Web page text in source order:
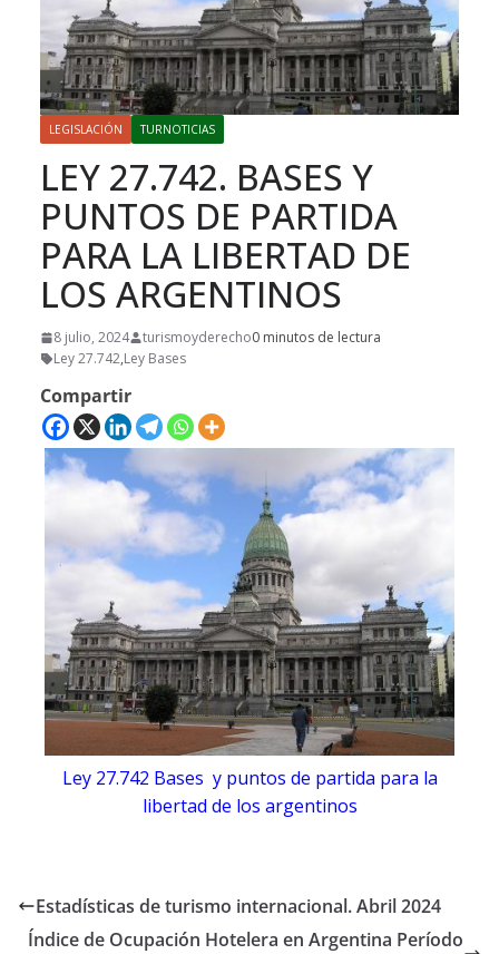
LEGISLACIÓN TURNOTICIAS
LEY 27.742. BASES Y
PUNTOS DE PARTIDA
PARA LA LIBERTAD DE
LOS ARGENTINOS
8 julio, 2024 turismoyderecho0 minutos de lectura
Ley 27.742,Ley Bases
Compartir
Ley 27.742 Bases y puntos de partida para la
libertad de los argentinos
Estadísticas de turismo internacional. Abril 2024
Índice de Ocupación Hotelera en Argentina Período